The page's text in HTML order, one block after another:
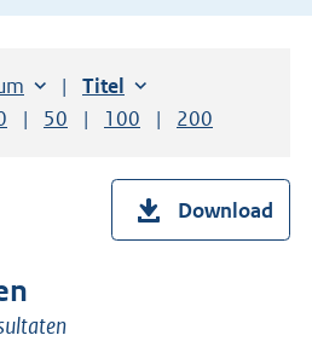
op:
aflopendSorteer op:
Titel oplopend
per pagina
resultaten per pagina
Toon
50 resultaten per pagina
Toon
100 resultaten per
Toon
200
Download